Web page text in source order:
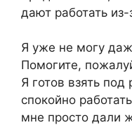
дают работать
Я уже не могу
Помогите,
Я готов взять под
спокойно
мне просто дали